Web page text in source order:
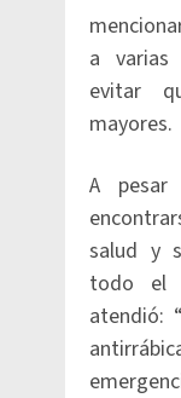
a varias
evitar
mayores.
A
salud y
todo el
atendió: